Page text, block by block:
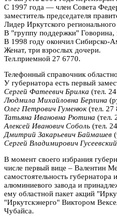
С 1997 года — член Совета
заместитель председателя
Лидер Иркутского
В "группу поддержки" Говорина,
В 1998 году окончил Сибирско-
Женат, три взрослых дочери.
Тел.приемной 27 6770.
Телефонный справочник
У губернатора есть первый
Сергей Фатеевич Брилка (тел.
Людмила Михайловна Берлина
Олег Петрович Гуменюк (тел. 27
Татьяна Ивановна Рютина (тел.
Алексей Иванович Соболь (тел.
Дмитрий Закарьевич Баймашев
Сергей Владимирович Гусеевский
В момент своего избрания
числе первый вице – Валентин
самостоятельность
алюминиевого завода и
ему областной пакет акций
"Иркутскэнерго" Виктором
Чубайса.